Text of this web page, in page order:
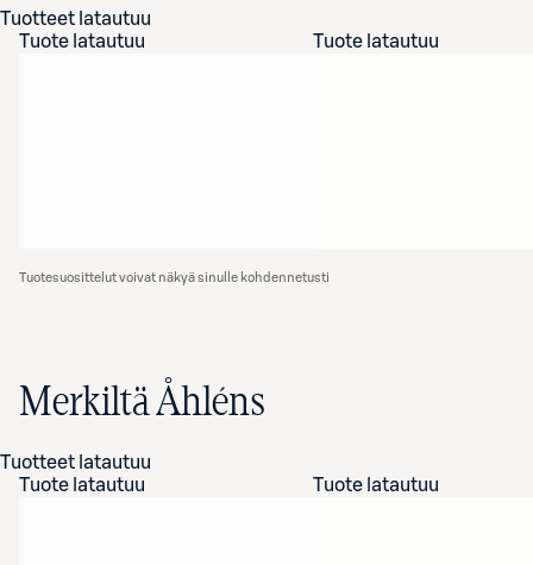
Tuotteet latautuu
Tuote latautuu
Tuote latautuu
Tuotesuosittelut voivat näkyä sinulle kohdennetusti
Merkiltä Åhléns
Tuotteet latautuu
Tuote latautuu
Tuote latautuu